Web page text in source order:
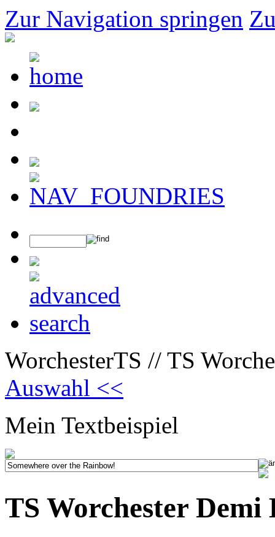
Zur Navigation springen
WorchesterTS // TS
Auswahl <<
Mein Textbeispiel
TS Worchester Demi